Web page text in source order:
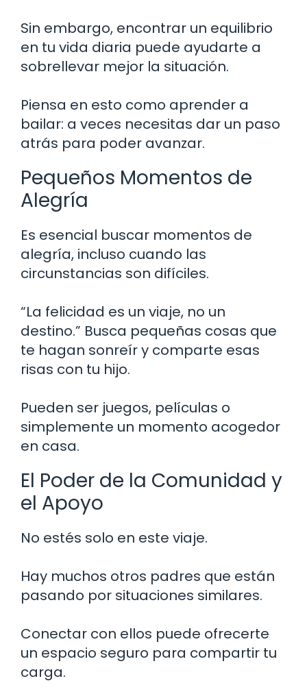
Sin embargo, encontrar un equilibrio
en tu vida diaria puede ayudarte a
sobrellevar mejor la situación.
Piensa en esto como aprender a
bailar: a veces necesitas dar un paso
atrás para poder avanzar.
Pequeños Momentos de
Alegría
Es esencial buscar momentos de
alegría, incluso cuando las
circunstancias son difíciles.
“La felicidad es un viaje, no un
destino.” Busca pequeñas cosas que
te hagan sonreír y comparte esas
risas con tu hijo.
Pueden ser juegos, películas o
simplemente un momento acogedor
en casa.
El Poder de la Comunidad y
el Apoyo
No estés solo en este viaje.
Hay muchos otros padres que están
pasando por situaciones similares.
Conectar con ellos puede ofrecerte
un espacio seguro para compartir tu
carga.